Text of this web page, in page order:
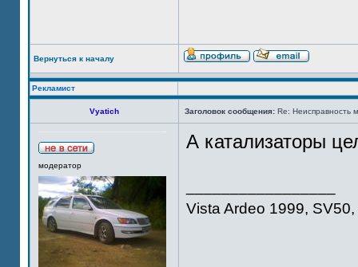
Вернуться к началу
Рекламист
Vyatich Заголовок сообщения: Re: Неисправность
модератор
А катализаторы
Vista Ardeo 1999,